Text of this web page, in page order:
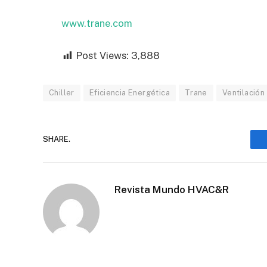
www.trane.com
Post Views: 3,888
Chiller Eficiencia Energética Trane Ventilación
SHARE.
Revista Mundo HVAC&R